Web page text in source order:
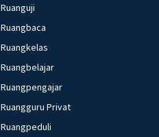
Ruanguji
Ruangbaca
Ruangkelas
Ruangbelajar
Ruangpengajar
Ruangguru Privat
Ruangpeduli